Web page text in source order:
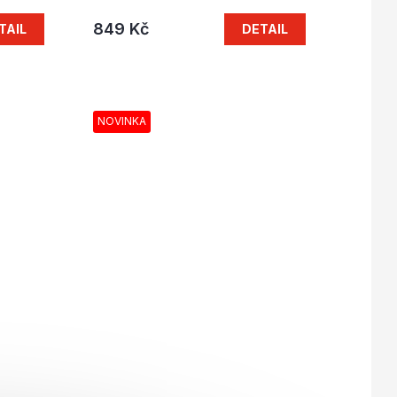
849 Kč DETAIL
NOVINKA